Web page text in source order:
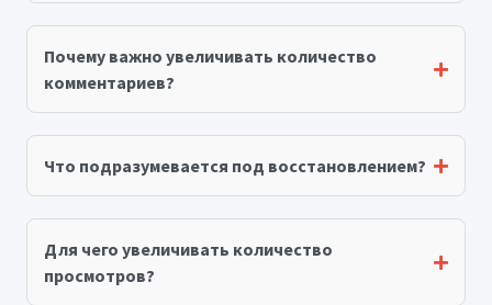
Почему важно увеличивать количество
комментариев?
Что подразумевается под восстановлением?
Для чего увеличивать количество
просмотров?